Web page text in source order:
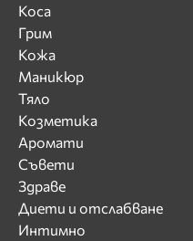
Коса
Грим
Кожа
Маникюр
Тяло
Козметика
Аромати
Съвети
Здраве
Диети и отслабване
Интимно